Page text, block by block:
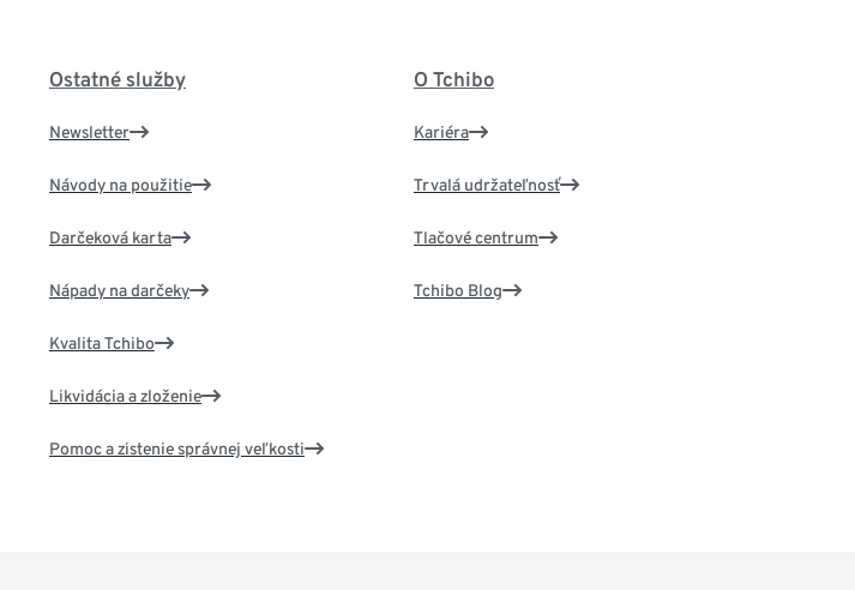
Ostatné služby
Newsletter
Návody na použitie
Darčeková karta
Nápady na darčeky
Kvalita Tchibo
Likvidácia a zloženie
Pomoc a zistenie správnej veľkosti
O Tchibo
Kariéra
Trvalá udržateľnosť
Tlačové centrum
Tchibo Blog